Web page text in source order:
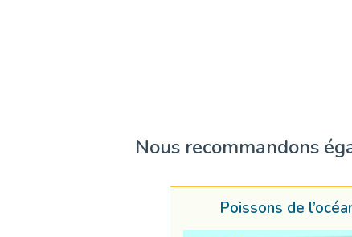
Nous recommandons
Poissons de